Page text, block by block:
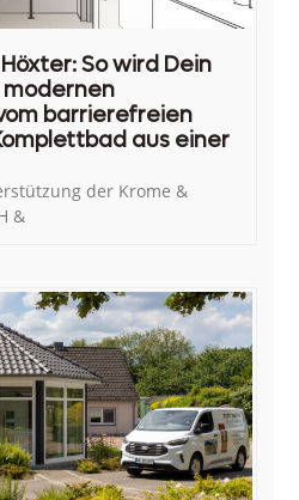
So wird Dein
modernen
barrierefreien
aus einer
der Krome &
&